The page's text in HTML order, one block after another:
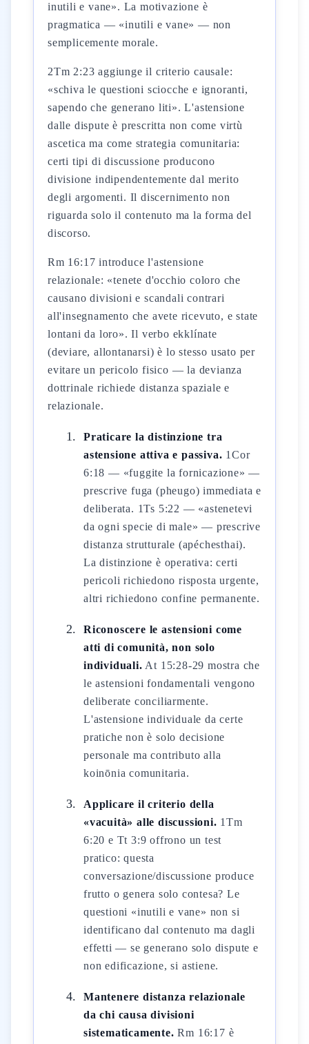
inutili e vane». La motivazione è
pragmatica — «inutili e vane» — non
semplicemente morale.
2Tm 2:23 aggiunge il criterio causale:
«schiva le questioni sciocche e ignoranti,
sapendo che generano liti». L'astensione
dalle dispute è prescritta non come virtù
ascetica ma come strategia comunitaria:
certi tipi di discussione producono
divisione indipendentemente dal merito
degli argomenti. Il discernimento non
riguarda solo il contenuto ma la forma del
discorso.
Rm 16:17 introduce l'astensione
relazionale: «tenete d'occhio coloro che
causano divisioni e scandali contrari
all'insegnamento che avete ricevuto, e state
lontani da loro». Il verbo ekklínate
(deviare, allontanarsi) è lo stesso usato per
evitare un pericolo fisico — la devianza
dottrinale richiede distanza spaziale e
relazionale.
Praticare la distinzione tra
astensione attiva e passiva. 1Cor
6:18 — «fuggite la fornicazione» —
prescrive fuga (pheugo) immediata e
deliberata. 1Ts 5:22 — «astenetevi
da ogni specie di male» — prescrive
distanza strutturale (apéchesthai).
La distinzione è operativa: certi
pericoli richiedono risposta urgente,
altri richiedono confine permanente.
Riconoscere le astensioni come
atti di comunità, non solo
individuali. At 15:28-29 mostra che
le astensioni fondamentali vengono
deliberate conciliarmente.
L'astensione individuale da certe
pratiche non è solo decisione
personale ma contributo alla
koinōnia comunitaria.
Applicare il criterio della
«vacuità» alle discussioni. 1Tm
6:20 e Tt 3:9 offrono un test
pratico: questa
conversazione/discussione produce
frutto o genera solo contesa? Le
questioni «inutili e vane» non si
identificano dal contenuto ma dagli
effetti — se generano solo dispute e
non edificazione, si astiene.
Mantenere distanza relazionale
da chi causa divisioni
sistematicamente. Rm 16:17 è